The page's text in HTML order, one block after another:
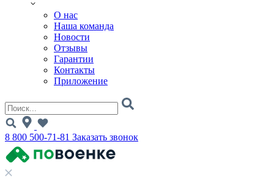
О нас
Наша команда
Новости
Отзывы
Гарантии
Контакты
Приложение
8 800 500-71-81 Заказать звонок